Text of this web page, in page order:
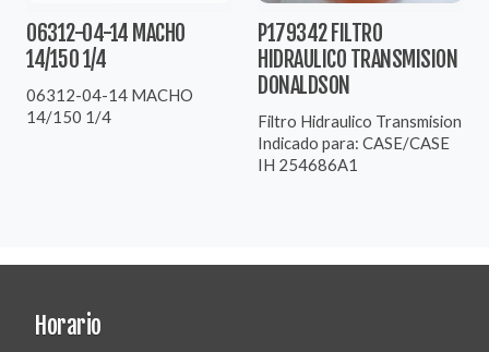
06312-04-14 MACHO
14/150 1/4
06312-04-14 MACHO
14/150 1/4
P179342 FILTRO
HIDRAULICO TRANSMISION
DONALDSON
Filtro Hidraulico Transmision
Indicado para: CASE/CASE
IH 254686A1
Horario